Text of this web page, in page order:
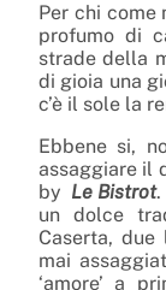
Per chi come
profumo di
strade della
di gioia una
c’è il sole la
Ebbene si,
assaggiare il
by Le Bistrot.
un dolce
Caserta, due
mai
‘amore’ a